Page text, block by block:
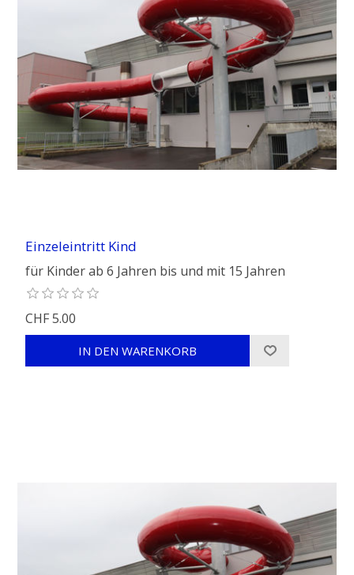
Einzeleintritt Kind
für Kinder ab 6 Jahren bis und mit 15 Jahren
CHF 5.00